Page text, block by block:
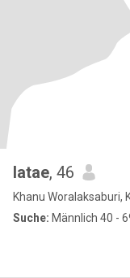
latae, 46
Khanu Woralaksaburi,
Suche: Männlich 40 -